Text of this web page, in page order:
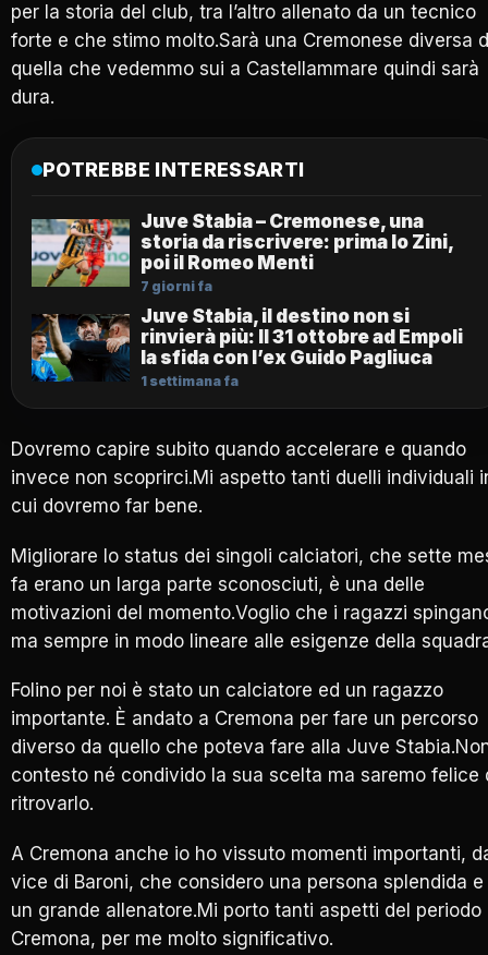
per la storia del club, tra l’altro allenato da un tecnico
forte e che stimo molto.Sarà una Cremonese diversa
quella che vedemmo sui a Castellammare quindi sarà
dura.
POTREBBE INTERESSARTI
Juve Stabia – Cremonese, una
storia da riscrivere: prima lo Zini,
poi il Romeo Menti
7 giorni fa
Juve Stabia, il destino non si
rinvierà più: Il 31 ottobre ad Empoli
la sfida con l’ex Guido Pagliuca
1 settimana fa
Dovremo capire subito quando accelerare e quando
invece non scoprirci.Mi aspetto tanti duelli individuali
cui dovremo far bene.
Migliorare lo status dei singoli calciatori, che sette
fa erano un larga parte sconosciuti, è una delle
motivazioni del momento.Voglio che i ragazzi
ma sempre in modo lineare alle esigenze della
Folino per noi è stato un calciatore ed un ragazzo
importante. È andato a Cremona per fare un percorso
diverso da quello che poteva fare alla Juve
contesto né condivido la sua scelta ma saremo felice
ritrovarlo.
A Cremona anche io ho vissuto momenti importanti,
vice di Baroni, che considero una persona splendida e
un grande allenatore.Mi porto tanti aspetti del periodo
Cremona, per me molto significativo.